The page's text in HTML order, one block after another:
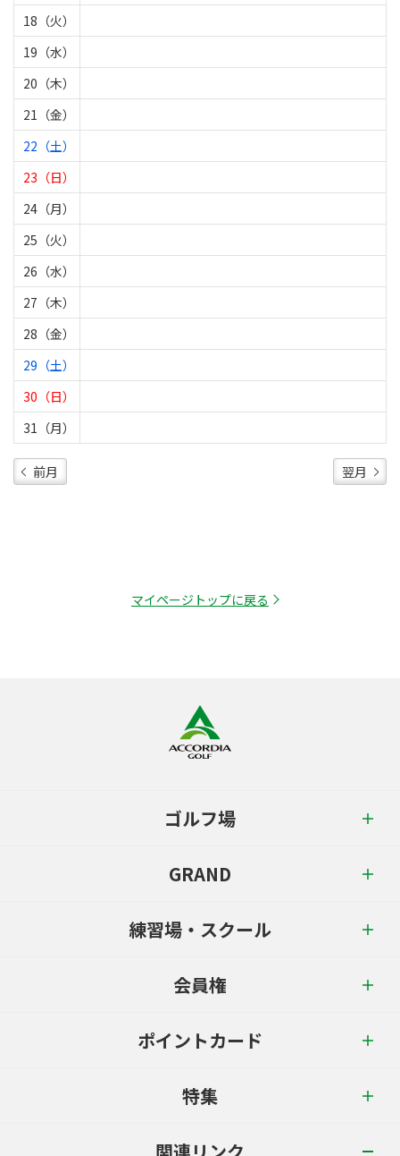
18（火）
19（水）
20（木）
21（金）
22（土）
23（日）
24（月）
25（火）
26（水）
27（木）
28（金）
29（土）
30（日）
31（月）
前月 翌月
マイページトップに戻る
ゴルフ場
GRAND
練習場・スクール
会員権
ポイントカード
特集